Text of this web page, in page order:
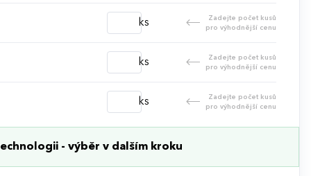
ks
Zadejte počet kusů
pro výhodnější cenu
ks
Zadejte počet kusů
pro výhodnější cenu
ks
Zadejte počet kusů
pro výhodnější cenu
- výběr v dalším kroku